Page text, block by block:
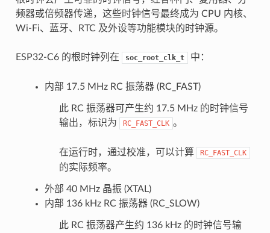
频器或倍频器传递，这些时钟信号最终成为 CPU 内核、
Wi-Fi、蓝牙、RTC 及外设等功能模块的时钟源。
ESP32-C6 的根时钟列在 soc_root_clk_t 中：
内部 17.5 MHz RC 振荡器 (RC_FAST)
此 RC 振荡器可产生约 17.5 MHz 的时钟信号
输出，标识为
RC_FAST_CLK 。
在运行时，通过校准，可以计算 RC_FAST_CLK
的实际频率。
外部 40 MHz 晶振 (XTAL)
内部 136 kHz RC 振荡器 (RC_SLOW)
此 RC 振荡器产生约 136 kHz 的时钟信号输